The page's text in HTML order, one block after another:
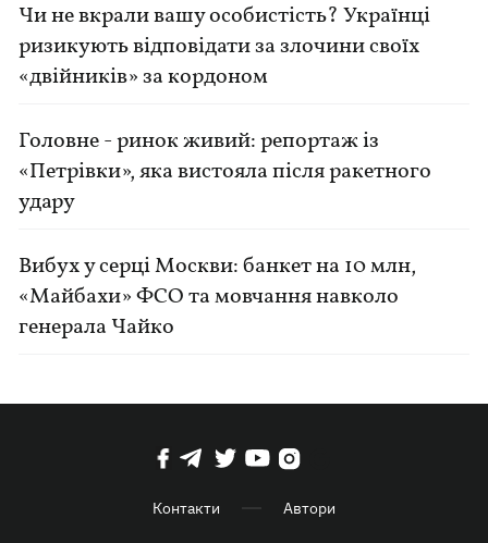
Чи не вкрали вашу особистість? Українці
ризикують відповідати за злочини своїх
«двійників» за кордоном
Головне - ринок живий: репортаж із
«Петрівки», яка вистояла після ракетного
удару
Вибух у серці Москви: банкет на 10 млн,
«Майбахи» ФСО та мовчання навколо
генерала Чайко
Контакти Автори